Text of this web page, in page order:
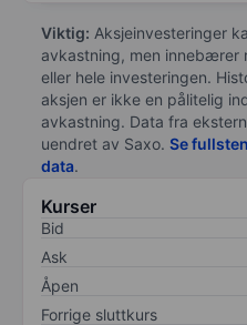
Viktig: Aksjeinvesteringer
avkastning, men innebærer
eller hele investeringen.
aksjen er ikke en pålitelig
avkastning. Data fra
uendret av Saxo. Se
data.
Kurser
Bid
Ask
Åpen
Forrige sluttkurs